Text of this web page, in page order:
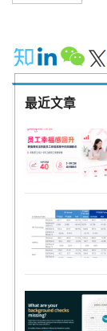
最近文章